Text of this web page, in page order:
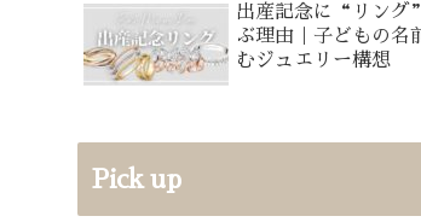
出産記念に“リング
ぶ理由｜子どもの名
むジュエリー構想
Pick up